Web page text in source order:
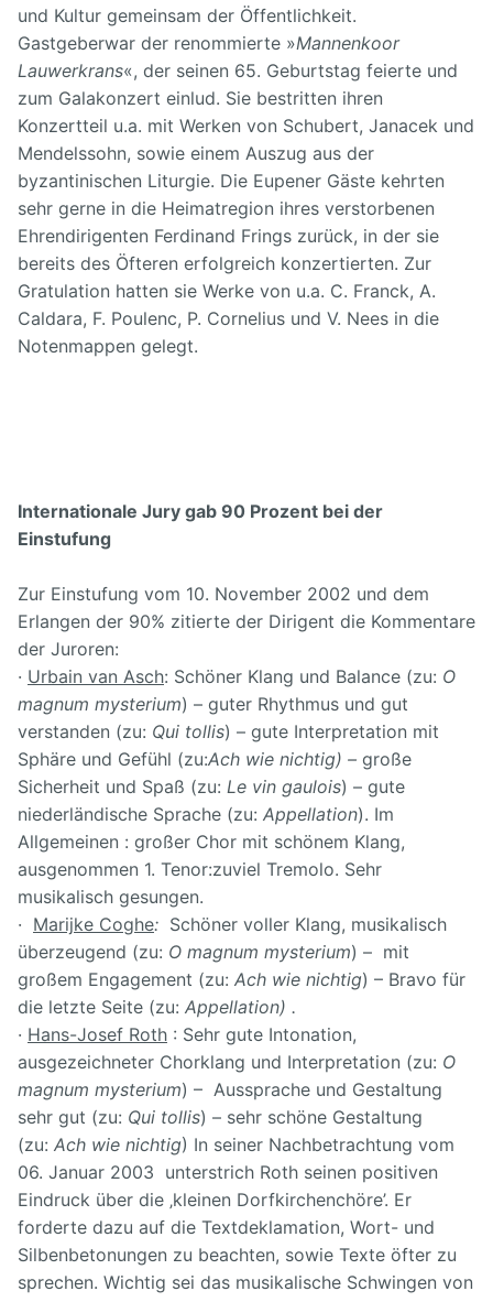
und Kultur gemeinsam der Öffentlichkeit.
Gastgeberwar der renommierte »Mannenkoor
Lauwerkrans«, der seinen 65. Geburtstag feierte und
zum Galakonzert einlud. Sie bestritten ihren
Konzertteil u.a. mit Werken von Schubert, Janacek und
Mendelssohn, sowie einem Auszug aus der
byzantinischen Liturgie. Die Eupener Gäste kehrten
sehr gerne in die Heimatregion ihres verstorbenen
Ehrendirigenten Ferdinand Frings zurück, in der sie
bereits des Öfteren erfolgreich konzertierten. Zur
Gratulation hatten sie Werke von u.a. C. Franck, A.
Caldara, F. Poulenc, P. Cornelius und V. Nees in die
Notenmappen gelegt.
Internationale Jury gab 90 Prozent bei der
Einstufung
Zur Einstufung vom 10. November 2002 und dem
Erlangen der 90% zitierte der Dirigent die Kommentare
der Juroren:
· Urbain van Asch: Schöner Klang und Balance (zu: O
magnum mysterium) – guter Rhythmus und gut
verstanden (zu: Qui tollis) – gute Interpretation mit
Sphäre und Gefühl (zu:Ach wie nichtig) – große
Sicherheit und Spaß (zu: Le vin gaulois) – gute
niederländische Sprache (zu: Appellation). Im
Allgemeinen : großer Chor mit schönem Klang,
ausgenommen 1. Tenor:zuviel Tremolo. Sehr
musikalisch gesungen.
· Marijke Coghe: Schöner voller Klang, musikalisch
überzeugend (zu: O magnum mysterium) – mit
großem Engagement (zu: Ach wie nichtig) – Bravo für
die letzte Seite (zu: Appellation) .
· Hans-Josef Roth : Sehr gute Intonation,
ausgezeichneter Chorklang und Interpretation (zu: O
magnum mysterium) – Aussprache und Gestaltung
sehr gut (zu: Qui tollis) – sehr schöne Gestaltung
(zu: Ach wie nichtig) In seiner Nachbetrachtung vom
06. Januar 2003 unterstrich Roth seinen positiven
Eindruck über die ‚kleinen Dorfkirchenchöre’. Er
forderte dazu auf die Textdeklamation, Wort- und
Silbenbetonungen zu beachten, sowie Texte öfter zu
sprechen. Wichtig sei das musikalische Schwingen von